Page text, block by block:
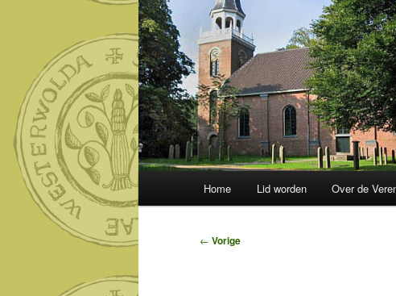
Home Lid worden Over de
Bericht
← Vorige